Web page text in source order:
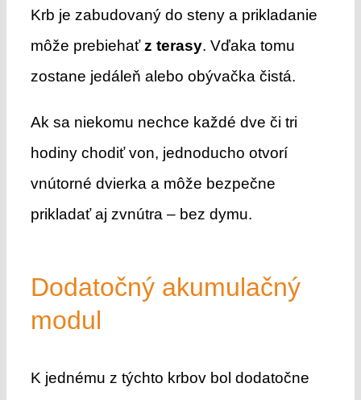
Krb je zabudovaný do steny a prikladanie
môže prebiehaťz terasy. Vďaka tomu
zostane jedáleň alebo obývačka čistá.
Ak sa niekomu nechce každé dve či tri
hodiny chodiť von, jednoducho otvorí
vnútorné dvierka a môže bezpečne
prikladať aj zvnútra – bez dymu.
Dodatočný akumulačný
modul
K jednému z týchto krbov bol dodatočne